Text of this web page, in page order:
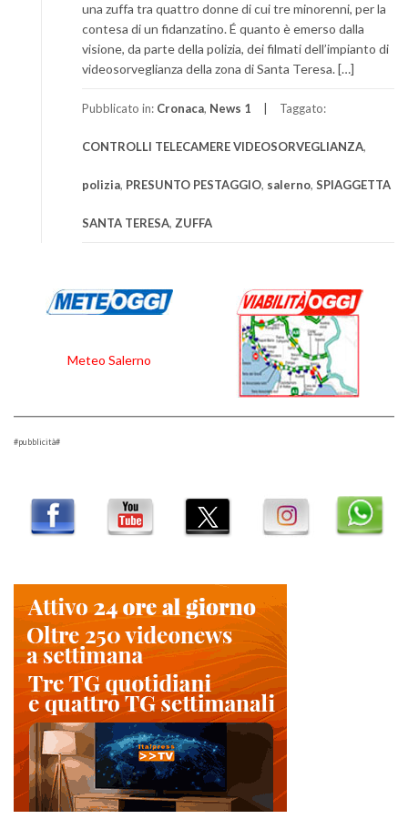
una zuffa tra quattro donne di cui tre minorenni, per la
contesa di un fidanzatino. É quanto è emerso dalla
visione, da parte della polizia, dei filmati dell’impianto di
videosorveglianza della zona di Santa Teresa. […]
Pubblicato in: Cronaca, News 1 Taggato:
CONTROLLI TELECAMERE VIDEOSORVEGLIANZA,
polizia, PRESUNTO PESTAGGIO, salerno, SPIAGGETTA
SANTA TERESA, ZUFFA
Meteo Salerno
#pubblicità#